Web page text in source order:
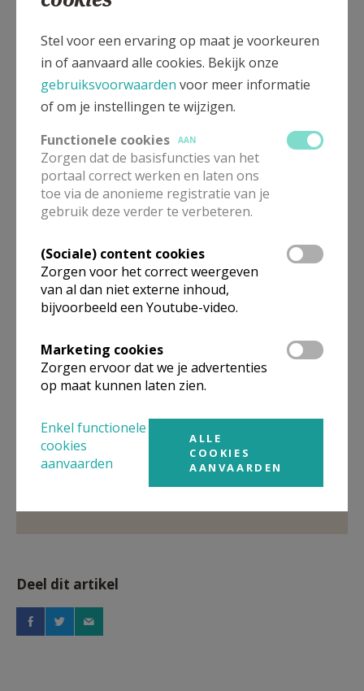
Je nodigt de ouders en hun vormeling uit het
filmpje van de bisschop te bekijken.
Je geeft deze twee vragen mee: "Wat herken
In een klein groepje, onder begeleiding van
een catechist, ga je digitaal (bijvoorbeeld via
Zoom) met elkaar in gesprek over deze twee
vragen.
Gepubliceerd door
CCV Gent
Meer
Artikel
Deel dit artikel
Stel voor een ervaring op maat je voorkeuren
in of aanvaard alle cookies. Bekijk onze
gebruiksvoorwaarden voor meer informatie
of om je instellingen te wijzigen.
Functionele cookies
AAN
Zorgen dat de basisfuncties van het
portaal correct werken en laten ons
toe via de anonieme registratie van je
gebruik deze verder te verbeteren.
(Sociale) content cookies
Zorgen voor het correct weergeven
van al dan niet externe inhoud,
bijvoorbeeld een Youtube-video.
Marketing cookies
Zorgen ervoor dat we je advertenties
op maat kunnen laten zien.
Enkel functionele
cookies
aanvaarden
ALLE
COOKIES
AANVAARDEN